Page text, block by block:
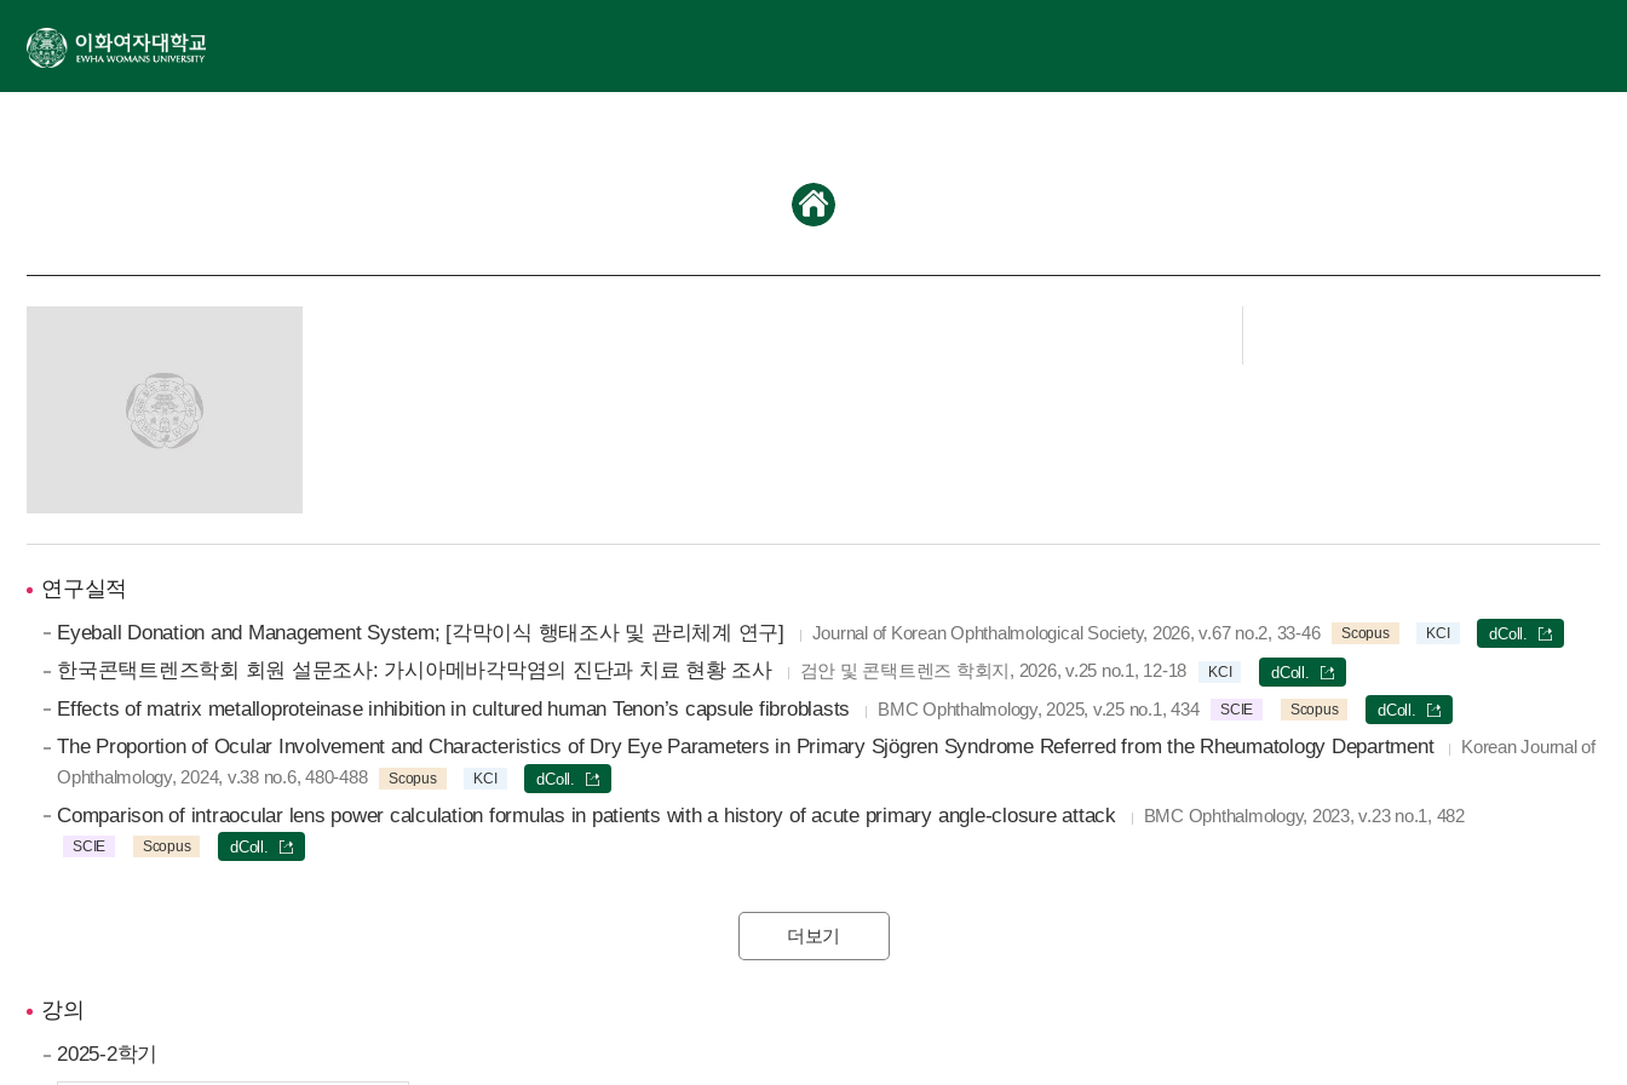
연구실적
Eyeball Donation and Management System; [각막이식 행태조사 및 관리체계 연구] Journal of Korean Ophthalmological Society, 2026, v.67 no.2, 33-46 Scopus KCI dColl.
한국콘택트렌즈학회 회원 설문조사: 가시아메바각막염의 진단과 치료 현황 조사 검안 및 콘택트렌즈 학회지, 2026, v.25 no.1, 12-18 KCI dColl.
Effects of matrix metalloproteinase inhibition in cultured human Tenon’s capsule fibroblasts BMC Ophthalmology, 2025, v.25 no.1, 434 SCIE Scopus dColl.
The Proportion of Ocular Involvement and Characteristics of Dry Eye Parameters in Primary Sjögren Syndrome Referred from the Rheumatology Department
Korean Journal of
Ophthalmology, 2024, v.38 no.6, 480-488
Scopus KCI dColl.
Comparison of intraocular lens power calculation formulas in patients with a history of acute primary angle-closure attack BMC Ophthalmology, 2023, v.23 no.1, 482
SCIE Scopus dColl.
더보기
강의
2025-2학기